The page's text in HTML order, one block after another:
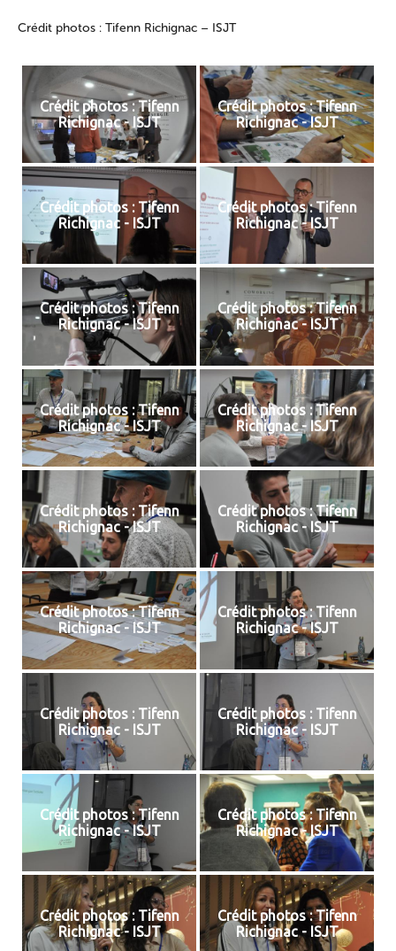
Crédit photos : Tifenn Richignac – ISJT
Crédit photos : Tifenn
Richignac - ISJT
Crédit photos : Tifenn
Richignac - ISJT
Crédit photos : Tifenn
Richignac - ISJT
Crédit photos : Tifenn
Richignac - ISJT
Crédit photos : Tifenn
Richignac - ISJT
Crédit photos : Tifenn
Richignac - ISJT
Crédit photos : Tifenn
Richignac - ISJT
Crédit photos : Tifenn
Richignac - ISJT
Crédit photos : Tifenn
Richignac - ISJT
Crédit photos : Tifenn
Richignac - ISJT
Crédit photos : Tifenn
Richignac - ISJT
Crédit photos : Tifenn
Richignac - ISJT
Crédit photos : Tifenn
Richignac - ISJT
Crédit photos : Tifenn
Richignac - ISJT
Crédit photos : Tifenn
Richignac - ISJT
Crédit photos : Tifenn
Richignac - ISJT
Crédit photos : Tifenn
Richignac - ISJT
Crédit photos : Tifenn
Richignac - ISJT